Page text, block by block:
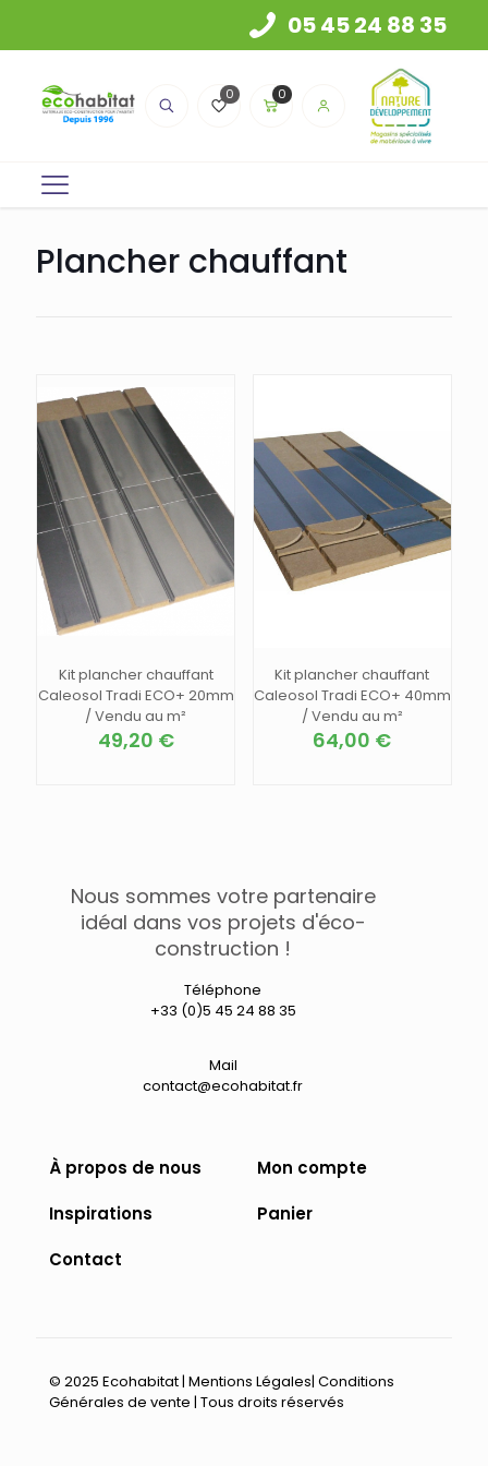
05 45 24 88 35
0 0
Plancher chauffant
Kit plancher chauffant
Caleosol Tradi ECO+ 20mm
/ Vendu au m²
49,20 €
Kit plancher chauffant
Caleosol Tradi ECO+ 40mm
/ Vendu au m²
64,00 €
Nous sommes votre partenaire
idéal dans vos projets d'éco-
construction !
Téléphone
+33 (0)5 45 24 88 35
Mail
contact@ecohabitat.fr
À propos de nous
Inspirations
Contact
Mon compte
Panier
© 2025 Ecohabitat | Mentions Légales| Conditions
Générales de vente | Tous droits réservés